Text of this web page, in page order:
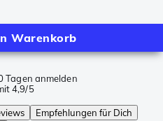
Warenkorb
Tagen anmelden
4,9/5
Empfehlungen für Dich